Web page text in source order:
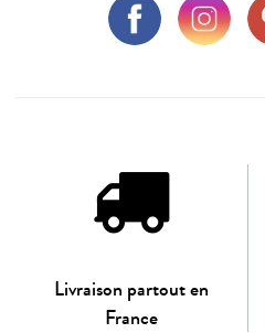
Livraison partout en
France